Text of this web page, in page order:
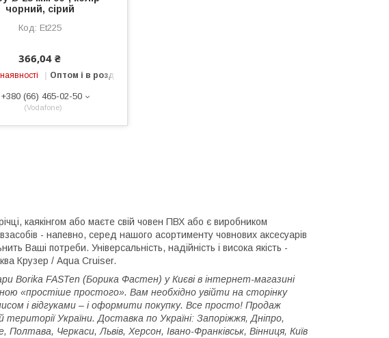
чорний, сірий
Et225
366,04 ₴
Оптом і в роздріб
+380 (66) 465-02-50
Vodafone
каякінгом або маєте свій човен ПВХ або є виробником
- напевно, серед нашого асортименту човнових аксесуарів
Ваші потреби. Універсальність, надійність і висока якість -
Крузер / Aqua Cruiser.
Borika FASTen (Борика Фастен) у Києві в інтернет-магазині
«простіше простого». Вам необхідно увійти на сторінку
і відгуками – і оформити покупку. Все просто! Продаж
території України. Доставка по Україні: Запоріжжя, Дніпро,
Черкаси, Львів, Херсон, Івано-Франківськ, Вінниця, Київ